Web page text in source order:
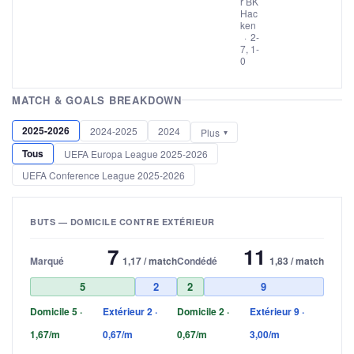
Hac
ken
· 2-
7, 1-
0
MATCH & GOALS BREAKDOWN
2025-2026 2024-2025 2024 Plus
Tous
UEFA Europa League 2025-2026
UEFA Conference League 2025-2026
BUTS — DOMICILE CONTRE EXTÉRIEUR
Marqué 7 1,17 / match
5 2
Domicile 5 ·
1,67/m
Extérieur 2 ·
0,67/m
Condédé 11 1,83 / match
2 9
Domicile 2 ·
0,67/m
Extérieur 9 ·
3,00/m